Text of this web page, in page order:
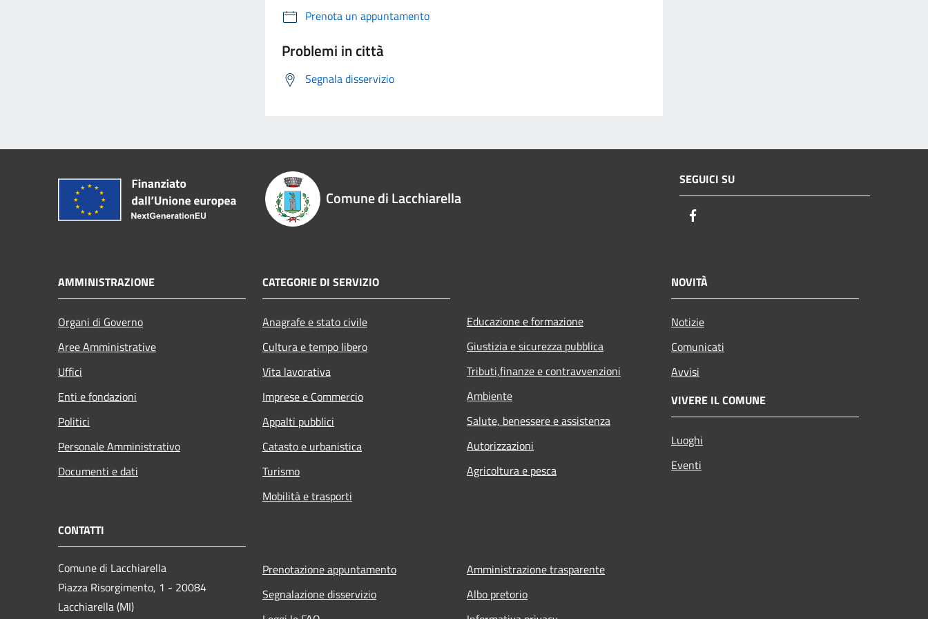
Prenota un appuntamento
Problemi in città
Segnala disservizio
Comune di Lacchiarella
SEGUICI SU
AMMINISTRAZIONE
Organi di Governo
Aree Amministrative
Uffici
Enti e fondazioni
Politici
Personale Amministrativo
Documenti e dati
CATEGORIE DI SERVIZIO
Anagrafe e stato civile
Cultura e tempo libero
Vita lavorativa
Imprese e Commercio
Appalti pubblici
Catasto e urbanistica
Turismo
Mobilità e trasporti
Educazione e formazione
Giustizia e sicurezza pubblica
Tributi,finanze e contravvenzioni
Ambiente
Salute, benessere e assistenza
Autorizzazioni
Agricoltura e pesca
NOVITÀ
Notizie
Comunicati
Avvisi
VIVERE IL COMUNE
Luoghi
Eventi
CONTATTI
Comune di Lacchiarella
Piazza Risorgimento, 1 - 20084
Lacchiarella (MI)
Prenotazione appuntamento
Segnalazione disservizio
Amministrazione trasparente
Albo pretorio